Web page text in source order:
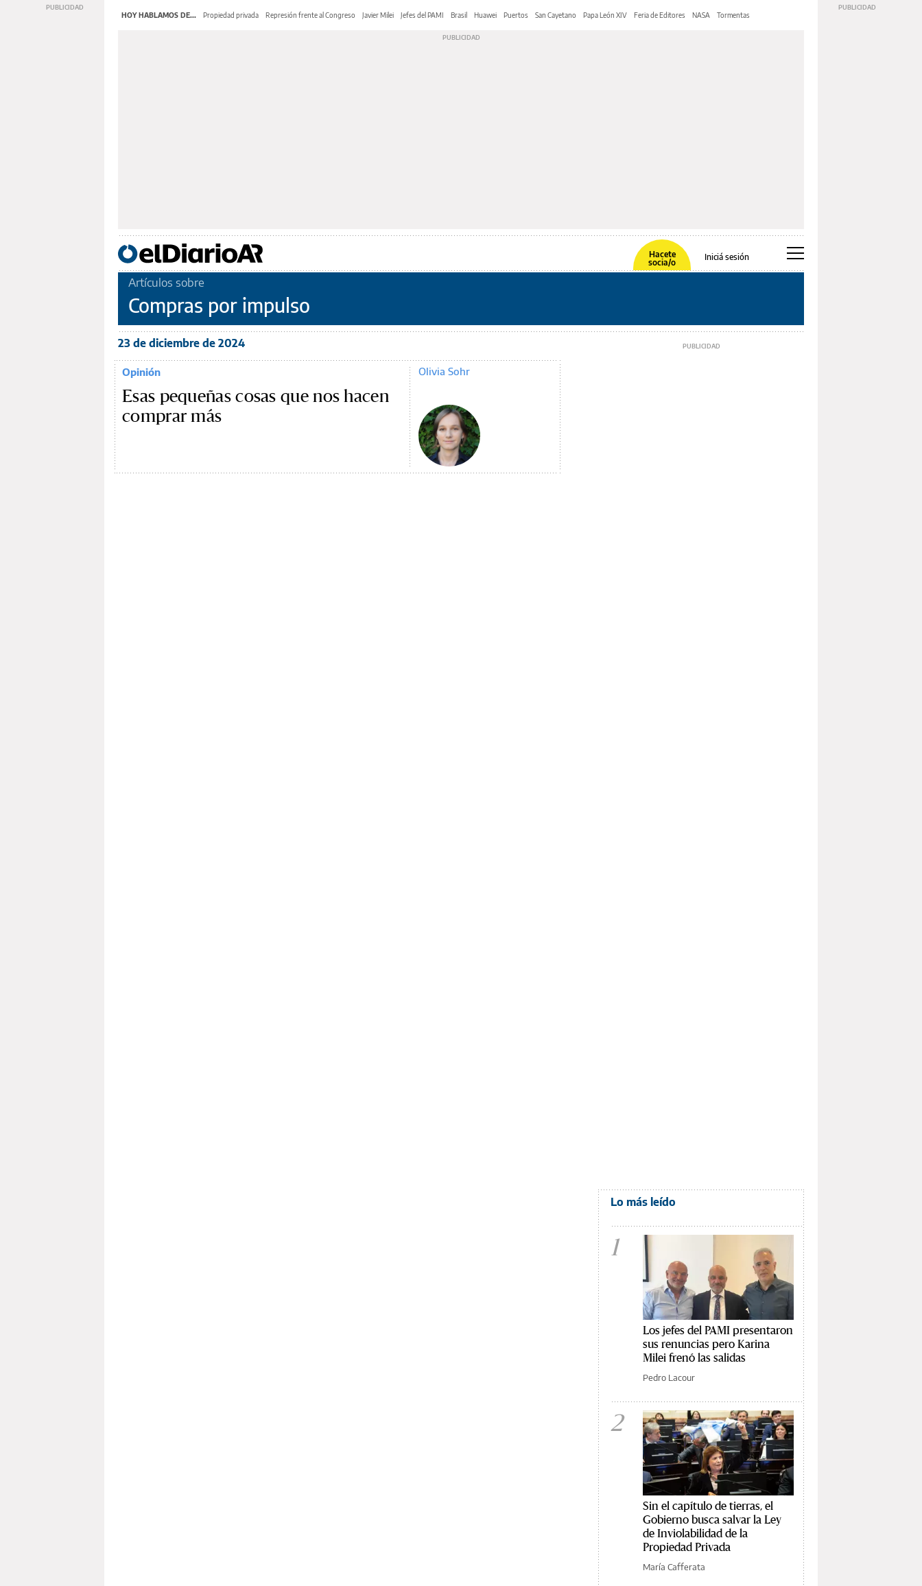
HOY HABLAMOS DE... Propiedad privada Represión frente al Congreso Javier Milei Jefes del PAMI Brasil Huawei Puertos San Cayetano Papa León XIV Feria de Editores NASA Tormentas
Hacete
socia/o
Iniciá sesión
Artículos sobre
Compras por impulso
23 de diciembre de 2024
Opinión
Esas pequeñas cosas que nos hacen
comprar más
Olivia Sohr
Lo más leído
1
Los jefes del PAMI presentaron
sus renuncias pero Karina
Milei frenó las salidas
Pedro Lacour
2
Sin el capítulo de tierras, el
Gobierno busca salvar la Ley
de Inviolabilidad de la
Propiedad Privada
María Cafferata